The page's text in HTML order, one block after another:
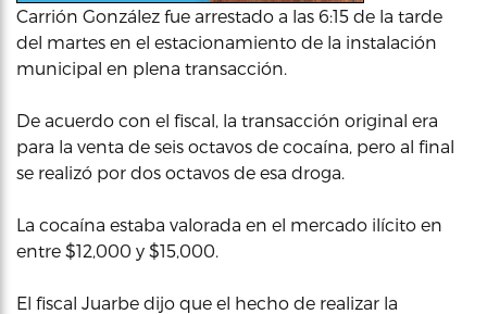
Carrión González fue arrestado a las 6:15 de la tarde
del martes en el estacionamiento de la instalación
municipal en plena transacción.
De acuerdo con el fiscal, la transacción original era
para la venta de seis octavos de cocaína, pero al final
se realizó por dos octavos de esa droga.
La cocaína estaba valorada en el mercado ilícito en
entre $12,000 y $15,000.
El fiscal Juarbe dijo que el hecho de realizar la